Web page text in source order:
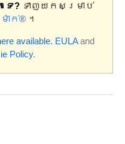
េ?ទាញយកសម្រាប់
ម៉ាក់® ។
available. EULAand
Policy.